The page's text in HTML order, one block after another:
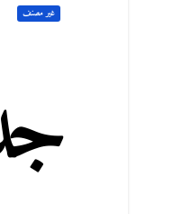
غير مصنف